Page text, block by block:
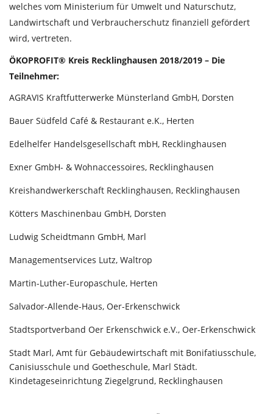
welches vom Ministerium für Umwelt und Naturschutz,
Landwirtschaft und Verbraucherschutz finanziell gefördert
wird, vertreten.
ÖKOPROFIT® Kreis Recklinghausen 2018/2019 – Die
Teilnehmer:
AGRAVIS Kraftfutterwerke Münsterland GmbH, Dorsten
Bauer Südfeld Café & Restaurant e.K., Herten
Edelhelfer Handelsgesellschaft mbH, Recklinghausen
Exner GmbH- & Wohnaccessoires, Recklinghausen
Kreishandwerkerschaft Recklinghausen, Recklinghausen
Kötters Maschinenbau GmbH, Dorsten
Ludwig Scheidtmann GmbH, Marl
Managementservices Lutz, Waltrop
Martin-Luther-Europaschule, Herten
Salvador-Allende-Haus, Oer-Erkenschwick
Stadtsportverband Oer Erkenschwick e.V., Oer-Erkenschwick
Stadt Marl, Amt für Gebäudewirtschaft mit Bonifatiusschule,
Canisiusschule und Goetheschule, Marl Städt.
Kindetageseinrichtung Ziegelgrund, Recklinghausen